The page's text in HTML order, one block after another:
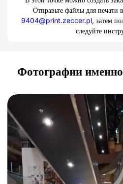
Отправьте файлы для печати
9404@print.zeccer.pl, затем
следуйте
Фотографии именно